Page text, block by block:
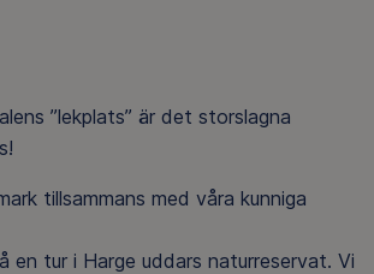
”lekplats” är det storslagna
tillsammans med våra kunniga
en tur i Harge uddars naturreservat. Vi